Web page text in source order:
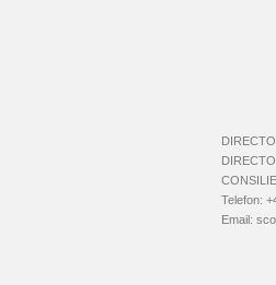
Telefon:
Email: